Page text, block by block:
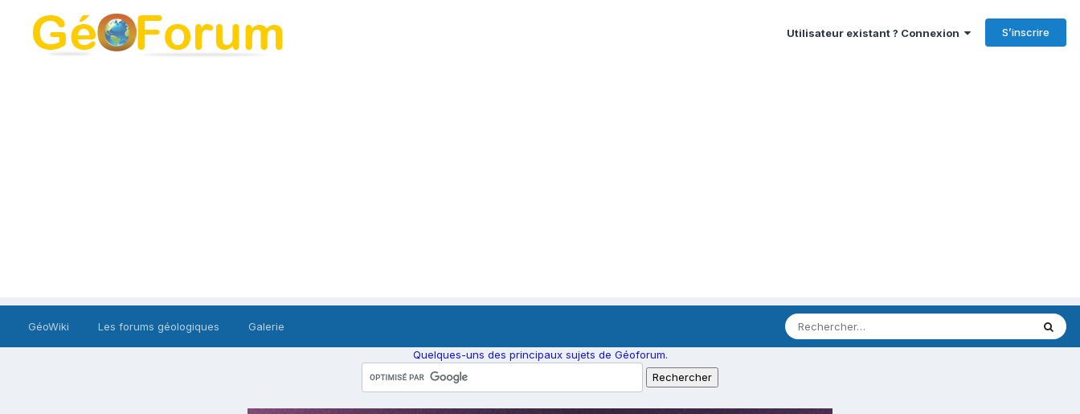
Utilisateur existant ? Connexion S’inscrire
GéoWiki Les forums géologiques Galerie
Quelques-uns des principaux sujets de Géoforum.